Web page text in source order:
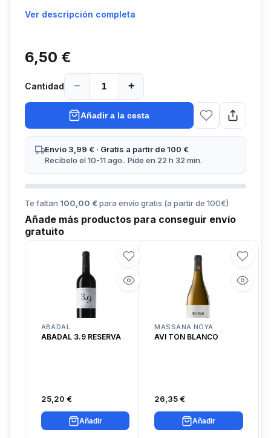
Ver descripción completa
6,50 €
Cantidad − +
Añadir a la cesta
Envío 3,99 € · Gratis a partir de 100 €
Recíbelo el 10-11 ago.. Pide en 22 h 32 min.
Te faltan 100,00 €para envío gratis (a partir de 100€)
Añade más productos para conseguir envío
gratuito
ABADAL
ABADAL 3.9 RESERVA
25,20 €
Añadir
MASSANA NOYA
AVI TON BLANCO
26,35 €
Añadir